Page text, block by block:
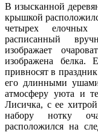
В изысканной
крышкой
четырех
расписанный
изображает
изображена белка.
привносят в
его длинными
атмосферу уюта и
Лисичка, с ее
набору нотку
расположился на